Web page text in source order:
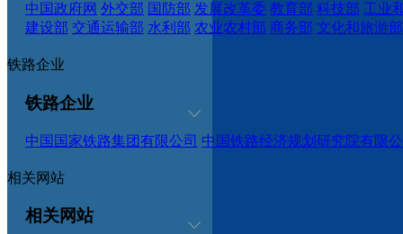
中国政府网 外交部 国防部 发展改革委 教育部 科技部 工业
建设部 交通运输部 水利部 农业农村部 商务部 文化和旅游部
铁路企业
铁路企业
中国国家铁路集团有限公司 中国铁路经济规划研究院有限
相关网站
相关网站